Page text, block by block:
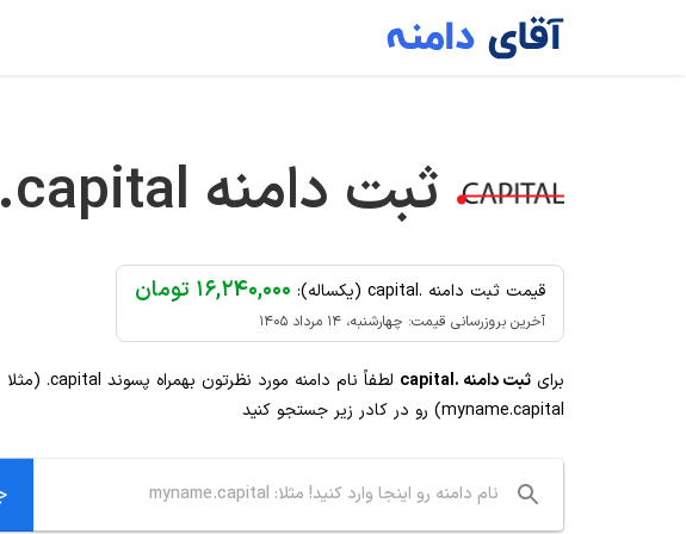
ثبت دامنه .capital
قیمت ثبت دامنه .capital (یکساله): ۱۶,۲۴۰,۰۰۰ تومان
آخرین بروزرسانی قیمت: چهارشنبه، ۱۴ مرداد ۱۴۰۵
برای ثبت دامنه .capital لطفاً نام دامنه مورد نظرتون بهمراه پسوند .capital (مثلا
myname.capital) رو در کادر زیر جستجو کنید